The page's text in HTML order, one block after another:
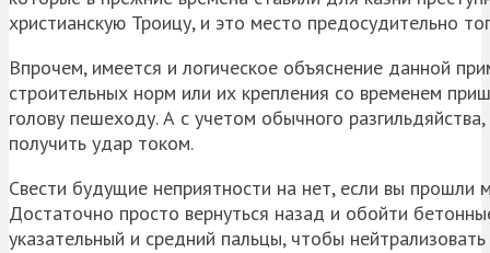
христианскую Троицу, и это место предосудительно
Впрочем, имеется и логическое объяснение данной
строительных норм или их крепления со временем
голову пешеходу. А с учетом обычного
получить удар током.
Свести будущие неприятности на нет, если вы
Достаточно просто вернуться назад и обойти
указательный и средний пальцы, чтобы